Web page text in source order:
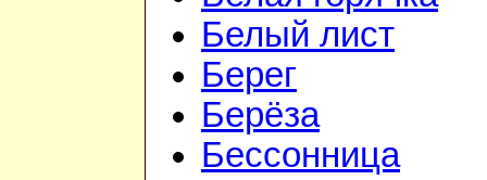
Белый лист
Берег
Берёза
Бессонница